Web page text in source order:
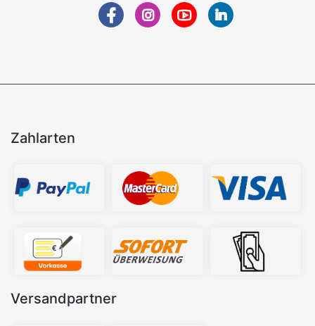
Zahlarten
Versandpartner